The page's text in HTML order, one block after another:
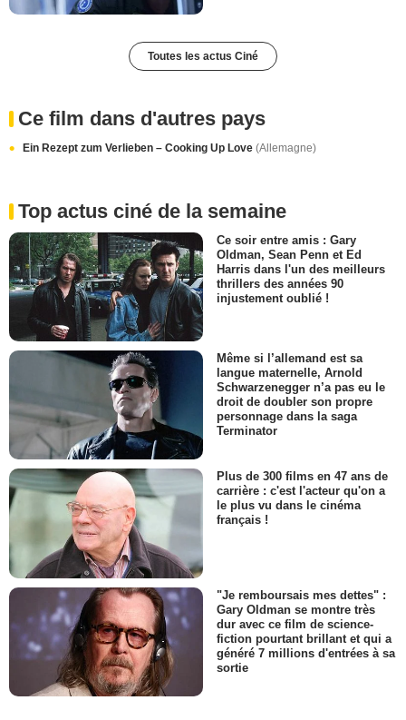
Toutes les actus Ciné
Ce film dans d'autres pays
Ein Rezept zum Verlieben – Cooking Up Love (Allemagne)
Top actus ciné de la semaine
Ce soir entre amis : Gary
Oldman, Sean Penn et Ed
Harris dans l'un des meilleurs
thrillers des années 90
injustement oublié !
Même si l’allemand est sa
langue maternelle, Arnold
Schwarzenegger n’a pas eu le
droit de doubler son propre
personnage dans la saga
Terminator
Plus de 300 films en 47 ans de
carrière : c'est l'acteur qu'on a
le plus vu dans le cinéma
français !
"Je remboursais mes dettes" :
Gary Oldman se montre très
dur avec ce film de science-
fiction pourtant brillant et qui a
généré 7 millions d'entrées à sa
sortie